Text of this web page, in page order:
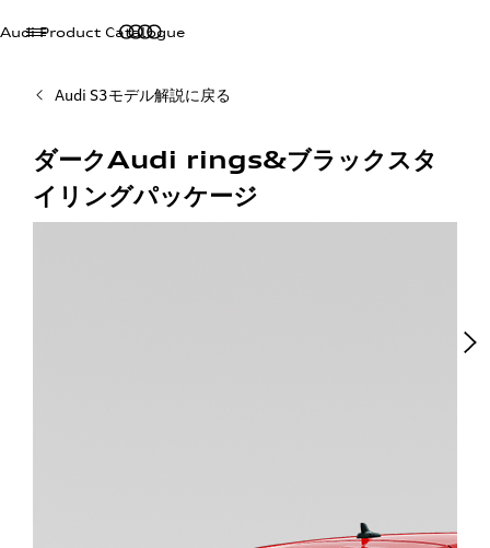
Audi Product Catalogue
Audi S3モデル解説に戻る
ダークAudi rings&ブラックスタ
イリングパッケージ